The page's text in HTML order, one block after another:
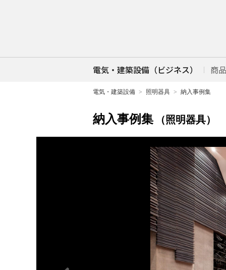
電気・建築設備（ビジネス） 商
電気・建築設備 照明器具 納入事例集
納入事例集 （照明器具）